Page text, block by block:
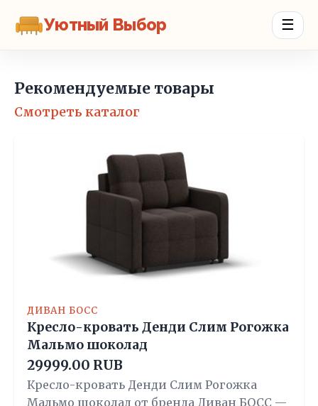
Уютный Выбор ☰
Рекомендуемые товары
Смотреть каталог
ДИВАН БОСС
Кресло-кровать Денди Слим Рогожка
Мальмо шоколад
29999.00 RUB
Кресло-кровать Денди Слим Рогожка
Мальмо шоколад от бренда Диван БОСС —